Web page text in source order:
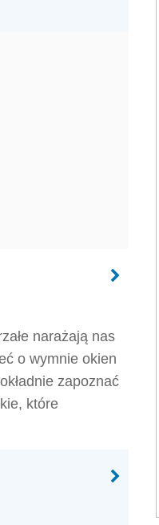
narażają nas
o wymnie okien
zapoznać
które